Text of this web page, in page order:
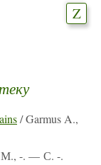
Z
/ Garmus A.,
М., -. — С. -.